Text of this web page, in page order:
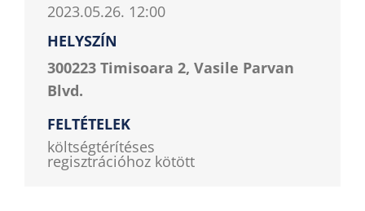
2023.05.26. 12:00
HELYSZÍN
300223 Timisoara 2, Vasile Parvan
Blvd.
FELTÉTELEK
költségtérítéses
regisztrációhoz kötött